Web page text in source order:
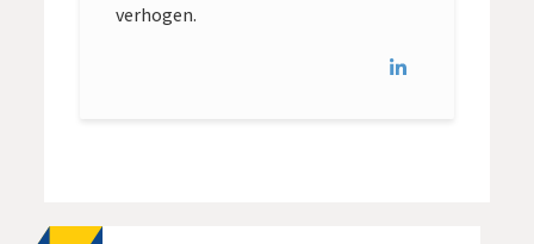
verhogen.